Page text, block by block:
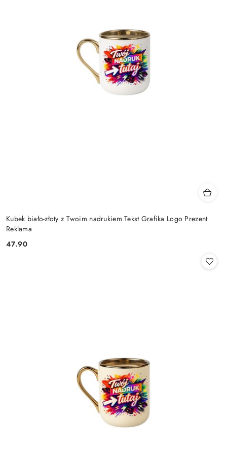
Kubek biało-złoty z Twoim nadrukiem Tekst Grafika Logo Prezent
Reklama
Cena:
47.90